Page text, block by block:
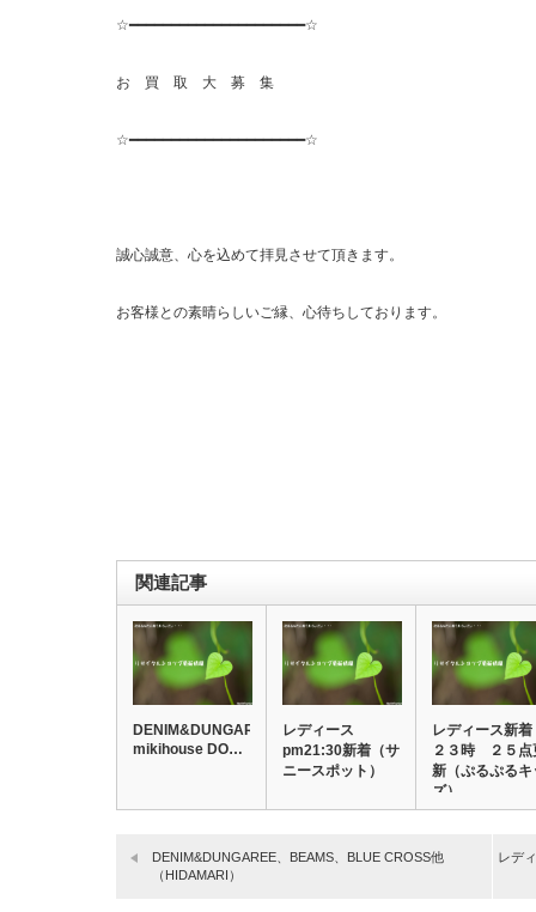
☆━━━━━━━━━━━━━━━━━━━━━☆
お 買 取 大 募 集
☆━━━━━━━━━━━━━━━━━━━━━☆
誠心誠意、心を込めて拝見させて頂きます。
お客様との素晴らしいご縁、心待ちしております。
関連記事
DENIM&DUNGAREE、
mikihouse DO…
レディース
pm21:30新着（サ
ニースポット）
レディース新着
２３時 ２５点
新（ぷるぷるキ
ズ）
DENIM&DUNGAREE、BEAMS、BLUE CROSS他
（HIDAMARI）
レデ